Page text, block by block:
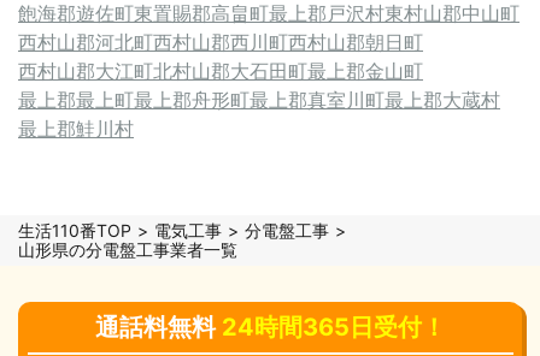
飽海郡遊佐町東置賜郡高畠町最上郡戸沢村東村山郡中山町
西村山郡河北町西村山郡西川町西村山郡朝日町
西村山郡大江町北村山郡大石田町最上郡金山町
最上郡最上町最上郡舟形町最上郡真室川町最上郡大蔵村
最上郡鮭川村
生活110番TOP 電気工事
分電盤工事
山形県の分電盤工事業者一覧
通話料無料 24時間365日受付！